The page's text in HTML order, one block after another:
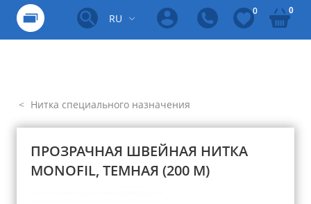
RU
0 0
Нитка специального назначения
ПРОЗРАЧНАЯ ШВЕЙНАЯ НИТКА
MONOFIL, ТЕМНАЯ (200 М)